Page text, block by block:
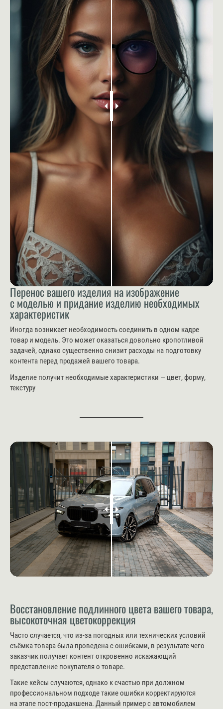
Перенос вашего изделия на изображение
с моделью и придание изделию необходимых
характеристик
Иногда возникает необходимость соединить в одном кадре
товар и модель. Это может оказаться довольно кропотливой
задачей, однако существенно снизит расходы на подготовку
контента перед продажей вашего товара.
Изделие получит необходимые характеристики — цвет, форму,
текстуру
Восстановление подлинного цвета вашего товара,
высокоточная цветокоррекция
Часто случается, что из-за погодных или технических условий
съёмка товара была проведена с ошибками, в результате чего
заказчик получает контент откровенно искажающий
представление покупателя о товаре.
Такие кейсы случаются, однако к счастью при должном
профессиональном подходе такие ошибки корректируются
на этапе пост-продакшена. Данный пример с автомобилем